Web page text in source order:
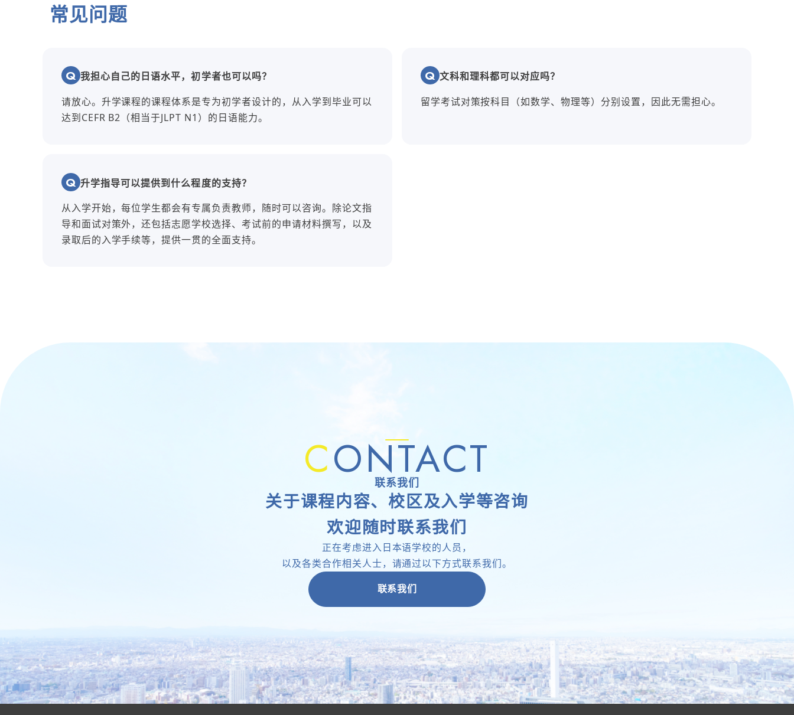
常见问题
我担心自己的日语水平，初学者也可以吗？
请放心。升学课程的课程体系是专为初学者设计的，从入学到毕业可以
达到CEFR B2（相当于JLPT N1）的日语能力。
文科和理科都可以对应吗？
留学考试对策按科目（如数学、物理等）分别设置，因此无需担心。
升学指导可以提供到什么程度的支持？
从入学开始，每位学生都会有专属负责教师，随时可以咨询。除论文指
导和面试对策外，还包括志愿学校选择、考试前的申请材料撰写，以及
录取后的入学手续等，提供一贯的全面支持。
CONTACT
联系我们
关于课程内容、校区及入学等咨询
欢迎随时联系我们
正在考虑进入日本语学校的人员，
以及各类合作相关人士，请通过以下方式联系我们。
联系我们